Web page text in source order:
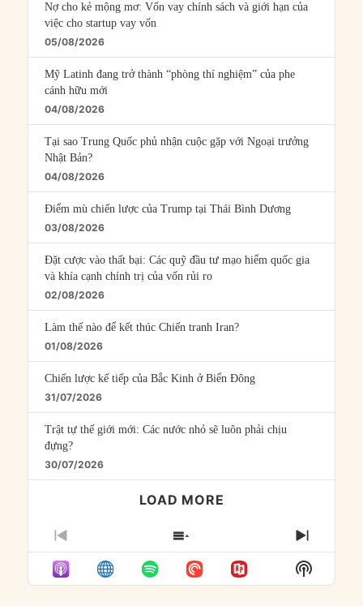
Nợ cho kẻ mộng mơ: Vốn vay chính sách và giới hạn của
việc cho startup vay vốn
05/08/2026
Mỹ Latinh đang trở thành “phòng thí nghiệm” của phe
cánh hữu mới
04/08/2026
Tại sao Trung Quốc phủ nhận cuộc gặp với Ngoại trưởng
Nhật Bản?
04/08/2026
Điểm mù chiến lược của Trump tại Thái Bình Dương
03/08/2026
Đặt cược vào thất bại: Các quỹ đầu tư mạo hiểm quốc gia
và khía cạnh chính trị của vốn rủi ro
02/08/2026
Làm thế nào để kết thúc Chiến tranh Iran?
01/08/2026
Chiến lược kế tiếp của Bắc Kinh ở Biển Đông
31/07/2026
Trật tự thế giới mới: Các nước nhỏ sẽ luôn phải chịu
đựng?
30/07/2026
LOAD MORE
PREVIOUS
EPISODE
SHOW
EPISODES
LIST
NEXT
Show
Podcast